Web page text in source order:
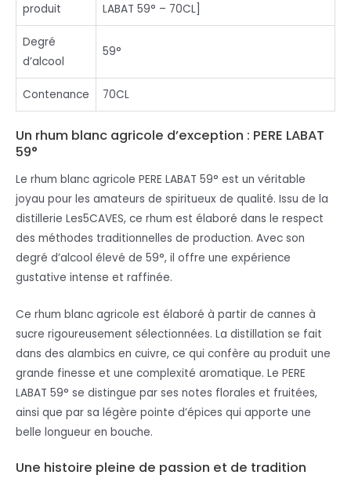
produit
LABAT 59° – 70CL]
Degré
d’alcool
59°
Contenance 70CL
Un rhum blanc agricole d’exception : PERE LABAT
59°
Le rhum blanc agricole PERE LABAT 59° est un véritable
joyau pour les amateurs de spiritueux de qualité. Issu de la
distillerie Les5CAVES, ce rhum est élaboré dans le respect
des méthodes traditionnelles de production. Avec son
degré d’alcool élevé de 59°, il offre une expérience
gustative intense et raffinée.
Ce rhum blanc agricole est élaboré à partir de cannes à
sucre rigoureusement sélectionnées. La distillation se fait
dans des alambics en cuivre, ce qui confère au produit une
grande finesse et une complexité aromatique. Le PERE
LABAT 59° se distingue par ses notes florales et fruitées,
ainsi que par sa légère pointe d’épices qui apporte une
belle longueur en bouche.
Une histoire pleine de passion et de tradition